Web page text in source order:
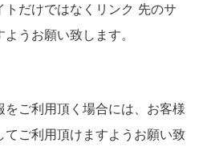
だけではなくリンク 先のサ
うお願い致します。
をご利用頂く場合には、お客様
ご利用頂けますようお願い致